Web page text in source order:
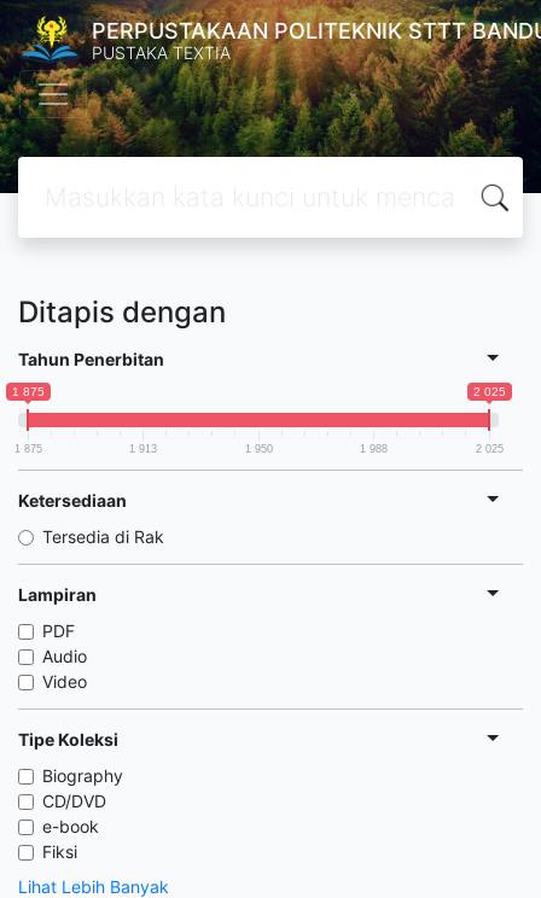
PERPUSTAKAAN POLITEKNIK STTT
PUSTAKA TEXTIA
Ditapis dengan
Tahun Penerbitan
1 875 2 025
1 875 1 913 1 950 1 988 2 025
Ketersediaan
Tersedia di Rak
Lampiran
PDF
Audio
Video
Tipe Koleksi
Biography
CD/DVD
e-book
Fiksi
Lihat Lebih Banyak